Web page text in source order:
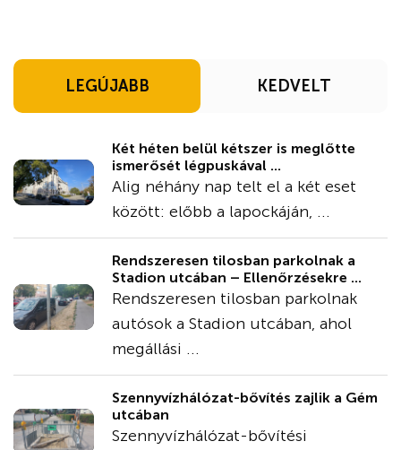
LEGÚJABB KEDVELT
Két héten belül kétszer is meglőtte
ismerősét légpuskával ...
Alig néhány nap telt el a két eset
között: előbb a lapockáján, ...
Rendszeresen tilosban parkolnak a
Stadion utcában – Ellenőrzésekre ...
Rendszeresen tilosban parkolnak
autósok a Stadion utcában, ahol
megállási ...
Szennyvízhálózat-bővítés zajlik a Gém
utcában
Szennyvízhálózat-bővítési